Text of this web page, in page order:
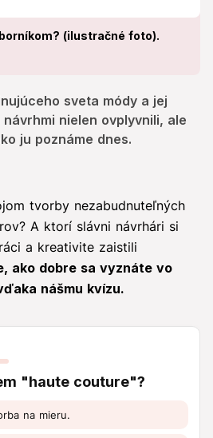
(ilustračné foto).
sveta módy a jej
nielen ovplyvnili, ale
ju poznáme dnes.
tvorby nezabudnuteľných
A ktorí slávni návrhári si
a kreativite zaistili
ako dobre sa vyznáte vo
nášmu kvízu.